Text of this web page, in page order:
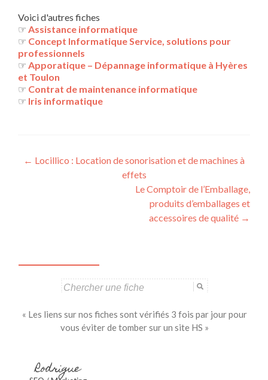
Voici d'autres fiches
☞ Assistance informatique
☞ Concept Informatique Service, solutions pour
professionnels
☞ Apporatique – Dépannage informatique à Hyères
et Toulon
☞ Contrat de maintenance informatique
☞ Iris informatique
Navigation
← Locillico : Location de sonorisation et de machines à
effets
Le Comptoir de l’Emballage,
produits d’emballages et
accessoires de qualité →
« Les liens sur nos fiches sont vérifiés 3 fois par jour pour
vous éviter de tomber sur un site HS »
Rodrigue